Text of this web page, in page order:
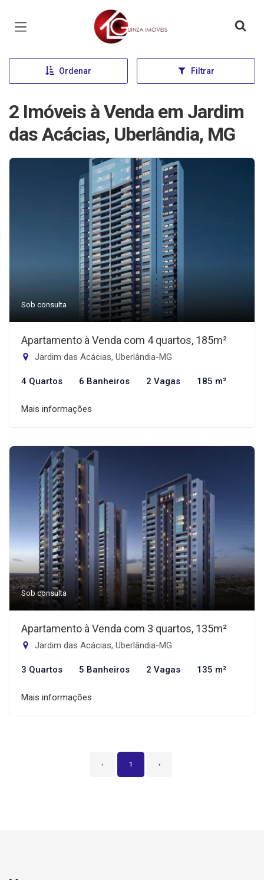
Página inicial
Ordenar Filtrar
2 Imóveis à Venda em Jardim
das Acácias, Uberlândia, MG
Sob consulta
Apartamento à Venda com 4 quartos, 185m²
Jardim das Acácias, Uberlândia-MG
4 Quartos 6 Banheiros 2 Vagas 185 m²
Mais informações
Sob consulta
Apartamento à Venda com 3 quartos, 135m²
Jardim das Acácias, Uberlândia-MG
3 Quartos 5 Banheiros 2 Vagas 135 m²
Mais informações
‹ 1 ›